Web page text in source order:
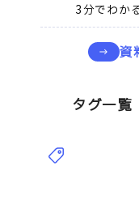
3分でわか
資
タグ一覧